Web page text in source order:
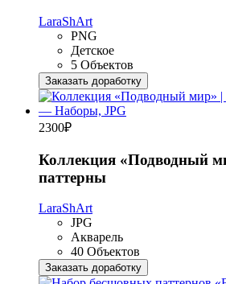
LaraShArt
PNG
Детское
5 Объектов
Заказать доработку
2300₽
Коллекция «Подводный
паттерны
LaraShArt
JPG
Акварель
40 Объектов
Заказать доработку